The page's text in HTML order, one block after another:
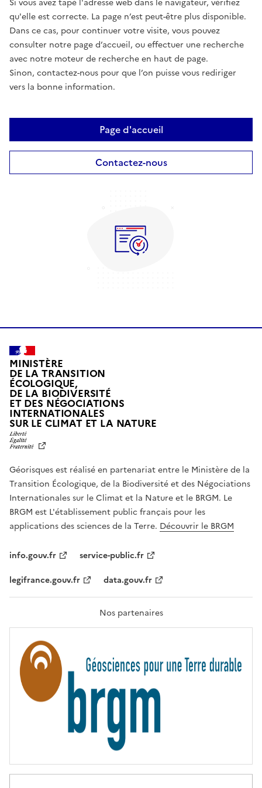
Si vous avez tapé l'adresse web dans le navigateur, vérifiez
qu'elle est correcte. La page n’est peut-être plus disponible.
Dans ce cas, pour continuer votre visite, vous pouvez
consulter notre page d’accueil, ou effectuer une recherche
avec notre moteur de recherche en haut de page.
Sinon, contactez-nous pour que l’on puisse vous rediriger
vers la bonne information.
Page d'accueil
Contactez-nous
MINISTÈRE
DE LA TRANSITION
ÉCOLOGIQUE,
DE LA BIODIVERSITÉ
ET DES NÉGOCIATIONS
INTERNATIONALES
SUR LE CLIMAT ET LA NATUREL
T
É
,
É
G
A
L
F
A
T
R
T
É
Géorisques est réalisé en partenariat entre le Ministère de la
Transition Écologique, de la Biodiversité et des Négociations
Internationales sur le Climat et la Nature et le BRGM. Le
BRGM est L'établissement public français pour les
applications des sciences de la Terre. Découvrir le BRGM
info.gouv.fr
service-public.fr
legifrance.gouv.fr
data.gouv.fr
Nos partenaires